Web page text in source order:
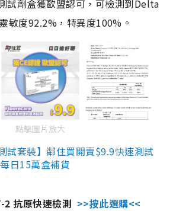
試劑盒獲歐盟認可，可檢測到Delta
敏度92.2%，特異度100%。
點擊圖片放大
試套裝】鄰住買開賣$9.9快速測試
日15萬盒補貨
2 抗原快速檢測 >>按此選購<<